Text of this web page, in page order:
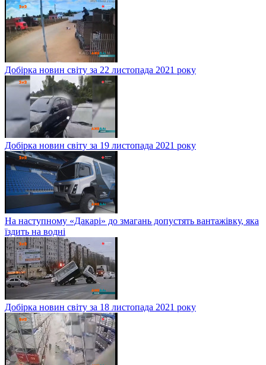
Добірка новин світу за 22 листопада 2021 року
Добірка новин світу за 19 листопада 2021 року
На наступному «Дакарі» до змагань допустять вантажівку, яка
їздить на водні
Добірка новин світу за 18 листопада 2021 року